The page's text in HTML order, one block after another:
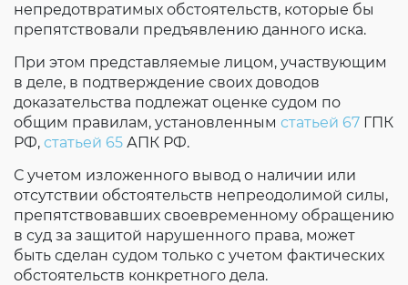
непредотвратимых обстоятельств, которые бы
препятствовали предъявлению данного иска.
При этом представляемые лицом, участвующим
в деле, в подтверждение своих доводов
доказательства подлежат оценке судом по
общим правилам, установленным статьей 67 ГПК
РФ, статьей 65 АПК РФ.
С учетом изложенного вывод о наличии или
отсутствии обстоятельств непреодолимой силы,
препятствовавших своевременному обращению
в суд за защитой нарушенного права, может
быть сделан судом только с учетом фактических
обстоятельств конкретного дела.